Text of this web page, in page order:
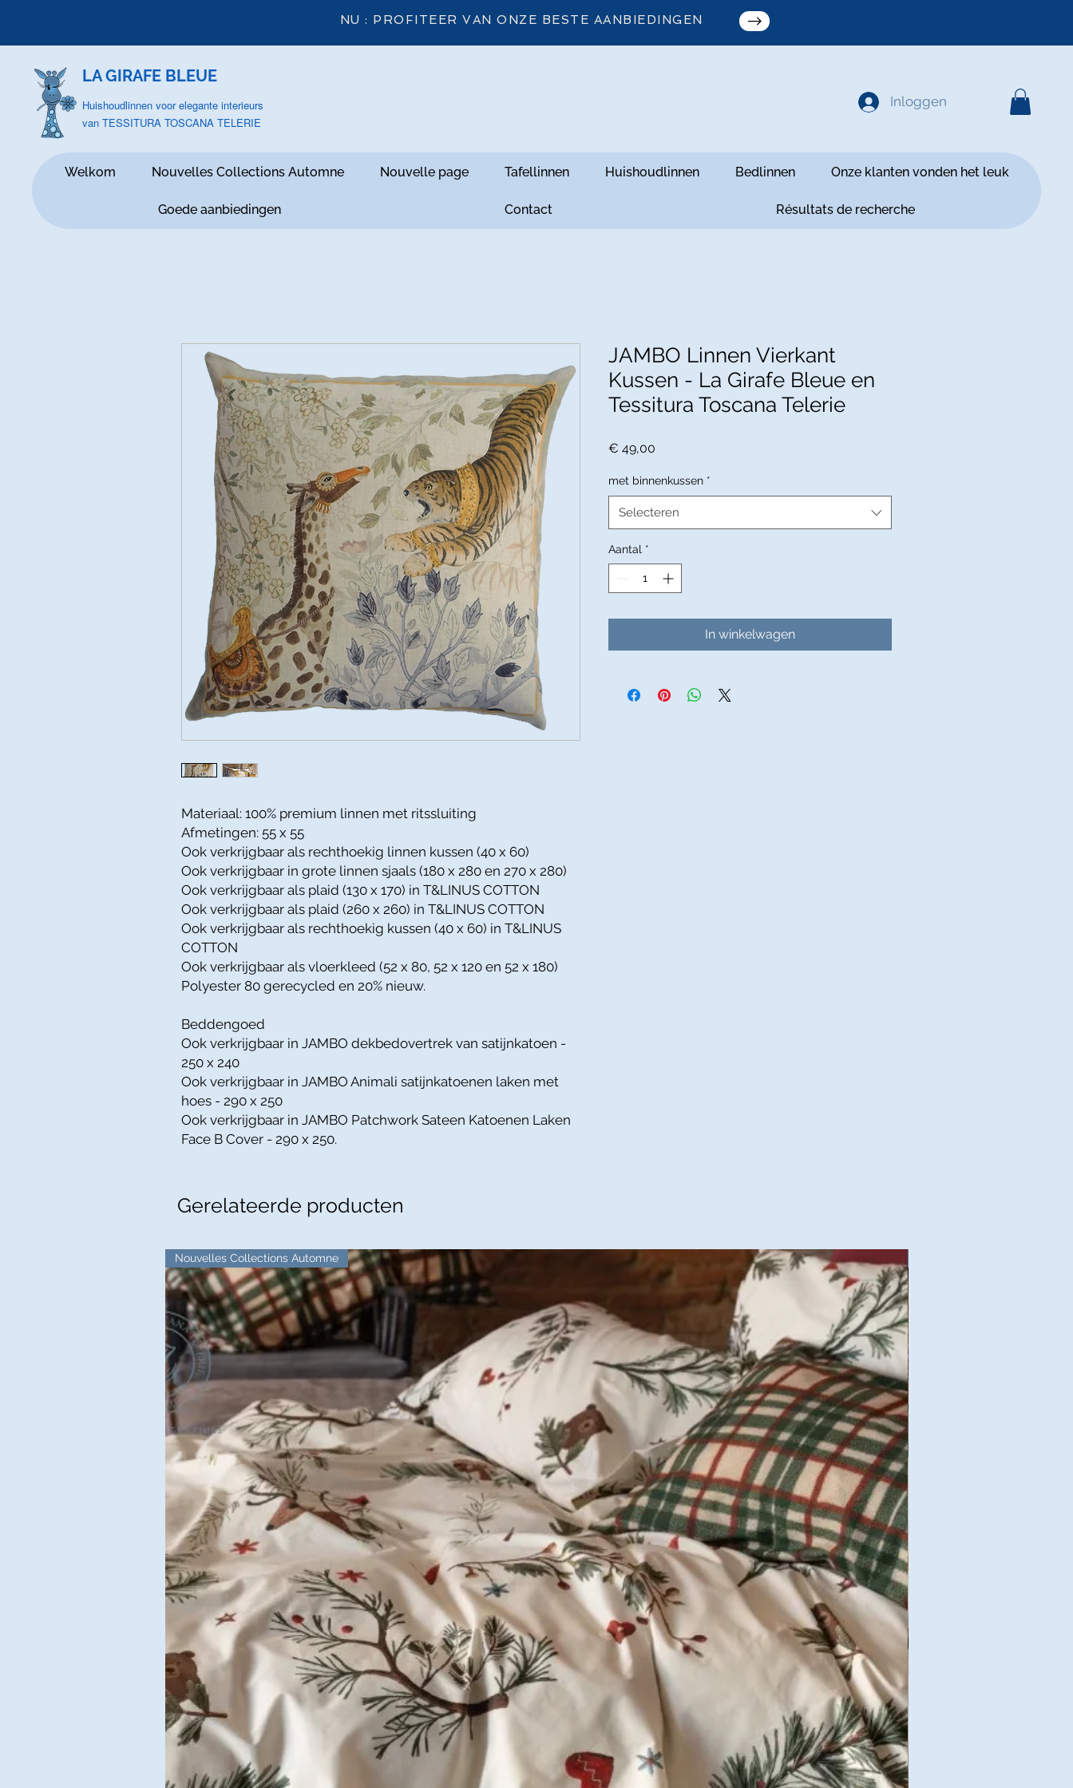
NU : PROFITEER VAN ONZE BESTE AANBIEDINGEN
LA GIRAFE BLEUE
Huishoudlinnen voor elegante interieurs
van TESSITURA TOSCANA TELERIE
Inloggen
Welkom Nouvelles Collections Automne Nouvelle page Tafellinnen Huishoudlinnen Bedlinnen Onze klanten vonden het leuk
Goede aanbiedingen Contact Résultats de recherche
Materiaal: 100% premium linnen met ritssluiting
Afmetingen: 55 x 55
Ook verkrijgbaar als rechthoekig linnen kussen (40 x 60)
Ook verkrijgbaar in grote linnen sjaals (180 x 280 en 270 x 280)
Ook verkrijgbaar als plaid (130 x 170) in T&LINUS COTTON
Ook verkrijgbaar als plaid (260 x 260) in T&LINUS COTTON
Ook verkrijgbaar als rechthoekig kussen (40 x 60) in T&LINUS
COTTON
Ook verkrijgbaar als vloerkleed (52 x 80, 52 x 120 en 52 x 180)
Polyester 80 gerecycled en 20% nieuw.
Beddengoed
Ook verkrijgbaar in JAMBO dekbedovertrek van satijnkatoen -
250 x 240
Ook verkrijgbaar in JAMBO Animali satijnkatoenen laken met
hoes - 290 x 250
Ook verkrijgbaar in JAMBO Patchwork Sateen Katoenen Laken
Face B Cover - 290 x 250.
JAMBO Linnen Vierkant
Kussen - La Girafe Bleue en
Tessitura Toscana Telerie
€ 49,00
met binnenkussen *
Selecteren
Aantal *
In winkelwagen
Gerelateerde producten
Nouvelles Collections Automne